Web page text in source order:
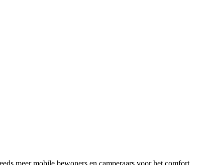
meer mobile bewoners en camperaars voor het comfort